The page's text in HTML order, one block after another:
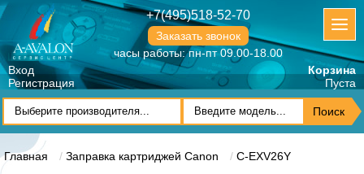
+7(495)518-52-70
Заказать звонок
часы работы: пн-пт 09.00-18.00
Вход
Регистрация
Корзина
Пуста
Главная Заправка картриджей Canon C-EXV26Y